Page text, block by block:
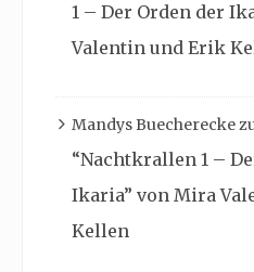
1 – Der Orden der
Valentin und Erik
Mandys Buecherecke
“Nachtkrallen 1 –
Ikaria” von Mira
Kellen